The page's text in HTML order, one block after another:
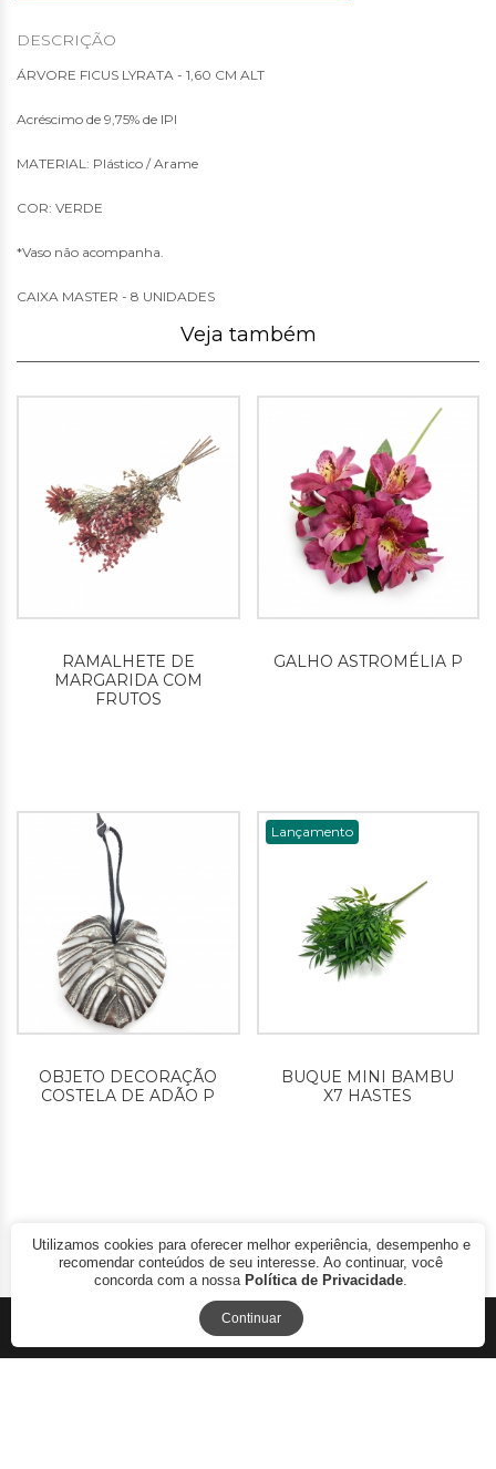
DESCRIÇÃO
ÁRVORE FICUS LYRATA - 1,60 CM ALT
Acréscimo de 9,75% de IPI
MATERIAL: Plástico / Arame
COR: VERDE
*Vaso não acompanha.
CAIXA MASTER - 8 UNIDADES
Veja também
RAMALHETE DE
MARGARIDA COM
FRUTOS
GALHO ASTROMÉLIA P
OBJETO DECORAÇÃO
COSTELA DE ADÃO P
Lançamento
BUQUE MINI BAMBU
X7 HASTES
Avaliações
WINMAX LTDA 2017 - COPYRIGHT © - DESIGNED BY NEW
Utilizamos cookies para oferecer melhor experiência, desempenho e
recomendar conteúdos de seu interesse. Ao continuar, você
concorda com a nossa Política de Privacidade.
Continuar